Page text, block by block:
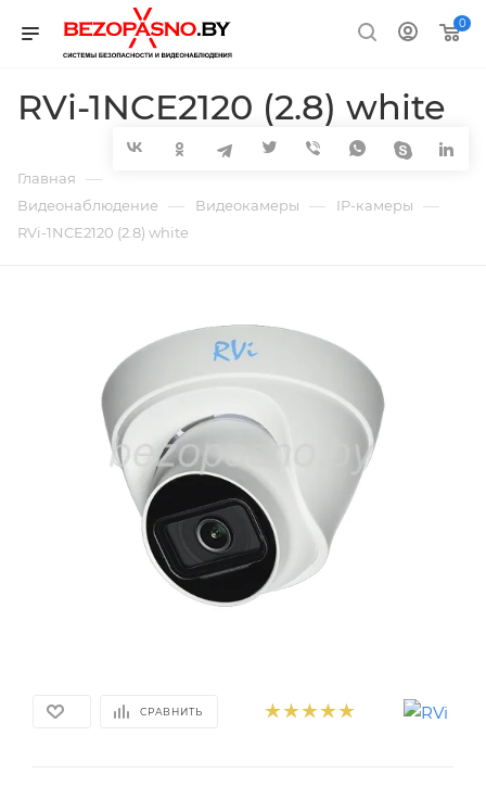
0
RVi-1NCE2120 (2.8) white
Главная —
Видеонаблюдение — Видеокамеры — IP-камеры —
RVi-1NCE2120 (2.8) white
СРАВНИТЬ